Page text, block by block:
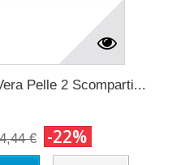
Pelle 2 Scomparti...
€ -22%